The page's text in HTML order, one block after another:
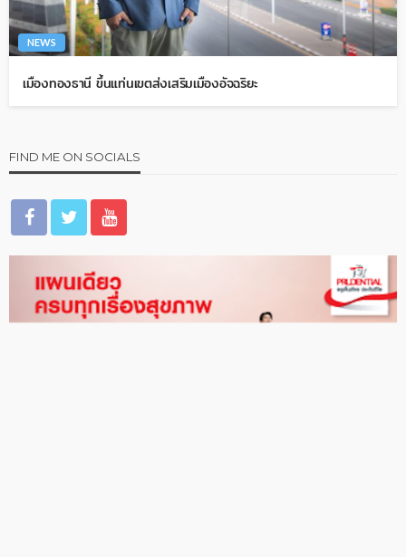
NEWS
เมืองทองธานี ขึ้นแท่นเขตส่งเสริมเมืองอัจฉริยะ
FIND ME ON SOCIALS